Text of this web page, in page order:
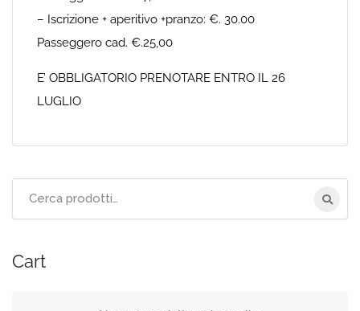
– Iscrizione + aperitivo +pranzo: €. 30.00
Passeggero cad. €.25,00
E’ OBBLIGATORIO PRENOTARE ENTRO IL 26
LUGLIO
Cart